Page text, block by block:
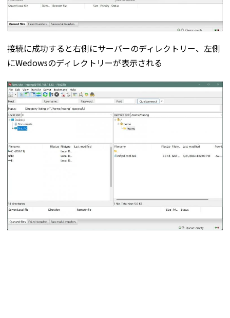
接続に成功すると右側にサーバーのディレクトリー、左側
にWedowsのディレクトリーが表示される